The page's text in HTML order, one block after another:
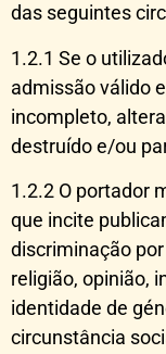
das seguintes
1.2.1 Se o
admissão válido
incompleto,
destruído e/ou
1.2.2 O portador
que incite
discriminação
religião, opinião,
identidade de
circunstância